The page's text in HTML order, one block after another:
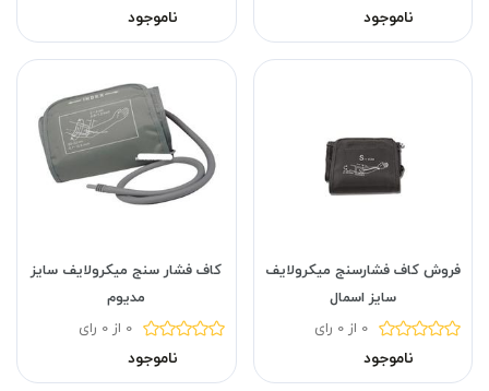
ناموجود ناموجود
فروش کاف فشارسنج میکرولایف
سایز اسمال
0 از 0 رای
ناموجود
کاف فشار سنج میکرولایف سایز
مدیوم
0 از 0 رای
ناموجود